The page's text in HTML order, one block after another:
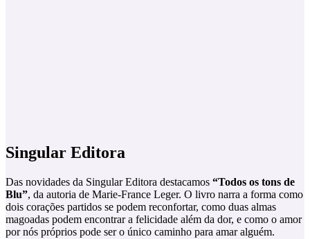
Singular Editora
Das novidades da Singular Editora destacamos “Todos os tons de
Blu”, da autoria de Marie-France Leger. O livro narra a forma como
dois corações partidos se podem reconfortar, como duas almas
magoadas podem encontrar a felicidade além da dor, e como o amor
por nós próprios pode ser o único caminho para amar alguém.